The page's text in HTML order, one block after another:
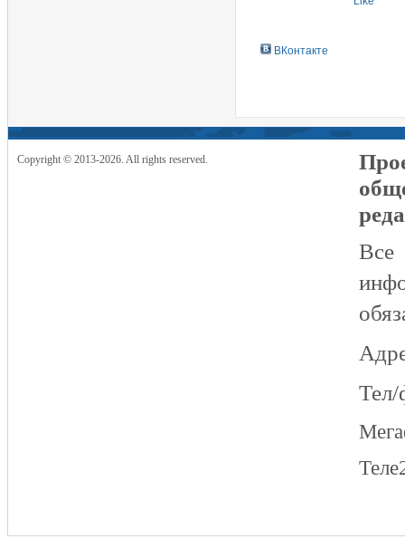
ВКонтакте
Copyright © 2013-2026. All rights reserved.